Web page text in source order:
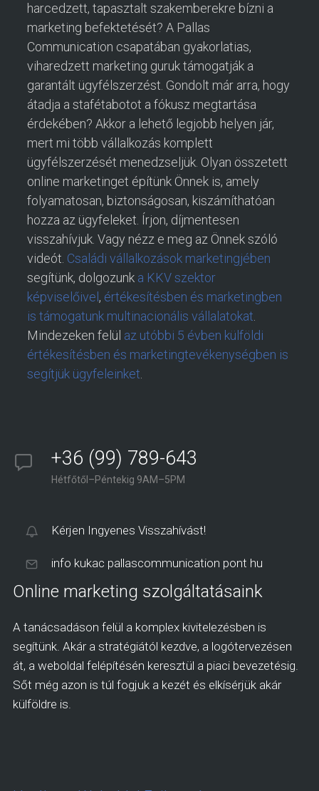
harcedzett, tapasztalt szakemberekre bízni a
marketing befektetését? A Pallas
Communication csapatában gyakorlatias,
viharedzett marketing guruk támogatják a
garantált ügyfélszerzést. Gondolt már arra, hogy
átadja a stafétabotot a fókusz megtartása
érdekében? Akkor a lehető legjobb helyen jár,
mert mi több vállalkozás komplett
ügyfélszerzését menedzseljük. Olyan összetett
online marketinget építünk Önnek is, amely
folyamatosan, biztonságosan, kiszámíthatóan
hozza az ügyfeleket. Írjon, díjmentesen
visszahívjuk. Vagy nézz e meg az Önnek szóló
videót. Családi vállalkozások marketingjében
segítünk, dolgozunk a KKV szektor
képviselőivel , értékesítésben és marketingben
is támogatunk multinacionális vállalatokat.
Mindezeken felül az utóbbi 5 évben külföldi
értékesítésben és marketingtevékenységben is
segítjük ügyfeleinket.
+36 (99) 789-643
Hétfőtől–Péntekig 9AM–5PM
Kérjen Ingyenes Visszahívást!
info kukac pallascommunication pont hu
Online marketing szolgáltatásaink
A tanácsadáson felül a komplex kivitelezésben is
segítünk. Akár a stratégiától kezdve, a logótervezésen
át, a weboldal felépítésén keresztül a piaci bevezetésig.
Sőt még azon is túl fogjuk a kezét és elkísérjük akár
külföldre is.